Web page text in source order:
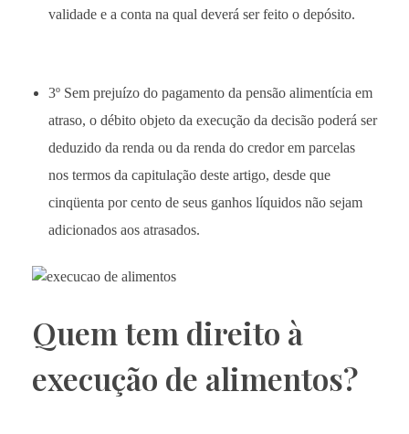
validade e a conta na qual deverá ser feito o depósito.
3º Sem prejuízo do pagamento da pensão alimentícia em
atraso, o débito objeto da execução da decisão poderá ser
deduzido da renda ou da renda do credor em parcelas
nos termos da capitulação deste artigo, desde que
cinqüenta por cento de seus ganhos líquidos não sejam
adicionados aos atrasados.
Quem tem direito à
execução de alimentos?